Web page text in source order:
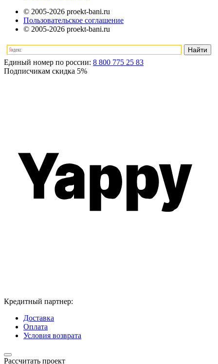
© 2005-2026 proekt-bani.ru
Пользовательское соглашение
© 2005-2026 proekt-bani.ru
Единый номер по россии: 8 800 775 25 83
Подписчикам скидка 5%
Кредитный партнер:
Доставка
Оплата
Условия возврата
Рассчитать проект